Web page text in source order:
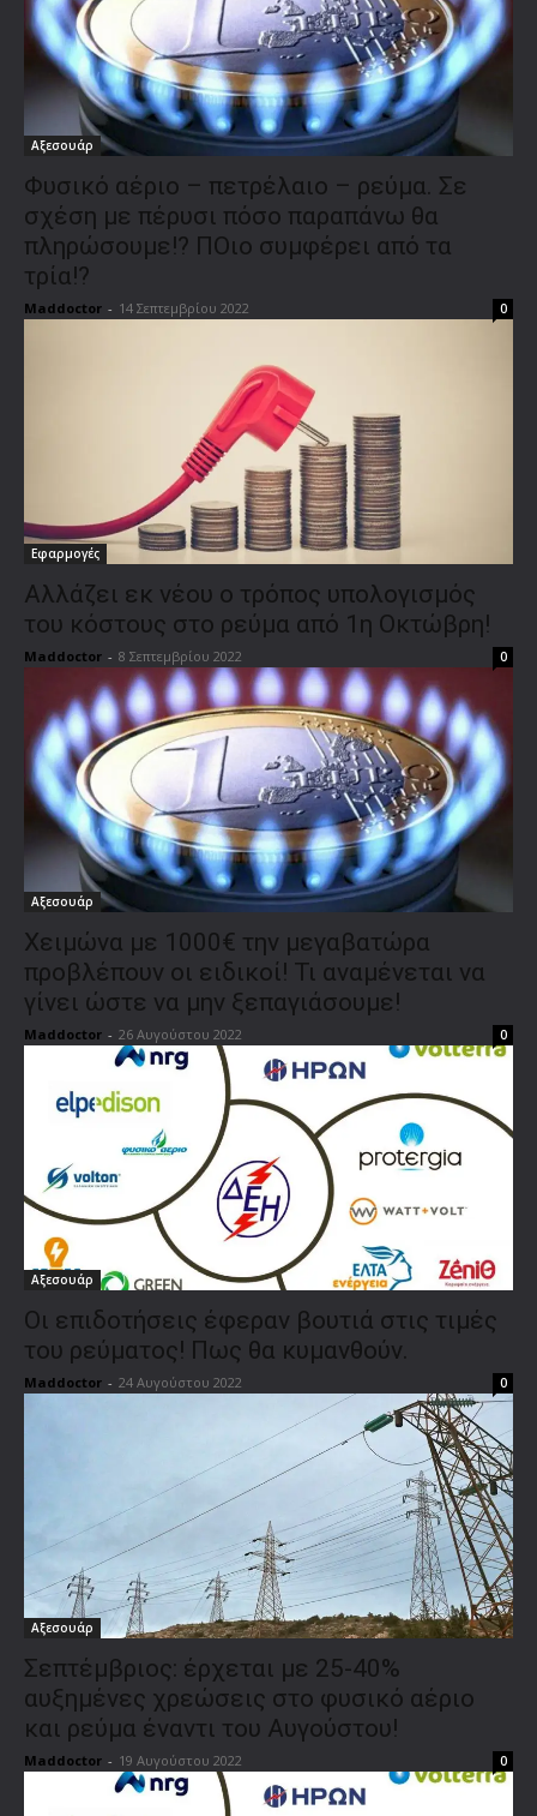
Αξεσουάρ
Φυσικό αέριο – πετρέλαιο – ρεύμα. Σε
σχέση με πέρυσι πόσο παραπάνω θα
πληρώσουμε!? ΠΟιο συμφέρει από τα
τρία!?
Maddoctor - 14 Σεπτεμβρίου 2022 0
Εφαρμογές
Αλλάζει εκ νέου ο τρόπος υπολογισμός
του κόστους στο ρεύμα από 1η Οκτώβρη!
Maddoctor - 8 Σεπτεμβρίου 2022 0
Αξεσουάρ
Χειμώνα με 1000€ την μεγαβατώρα
προβλέπουν οι ειδικοί! Τι αναμένεται να
γίνει ώστε να μην ξεπαγιάσουμε!
Maddoctor - 26 Αυγούστου 2022 0
Αξεσουάρ
Οι επιδοτήσεις έφεραν βουτιά στις τιμές
του ρεύματος! Πως θα κυμανθούν.
Maddoctor - 24 Αυγούστου 2022 0
Αξεσουάρ
Σεπτέμβριος: έρχεται με 25-40%
αυξημένες χρεώσεις στο φυσικό αέριο
και ρεύμα έναντι του Αυγούστου!
Maddoctor - 19 Αυγούστου 2022 0